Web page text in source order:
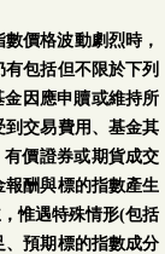
價格波動劇烈時，
包括但不限於下列
因應申贖或維持所
交易費用、基金其
價證券或期貨成交
酬與標的指數產生
惟遇特殊情形(包括
預期標的指數成分